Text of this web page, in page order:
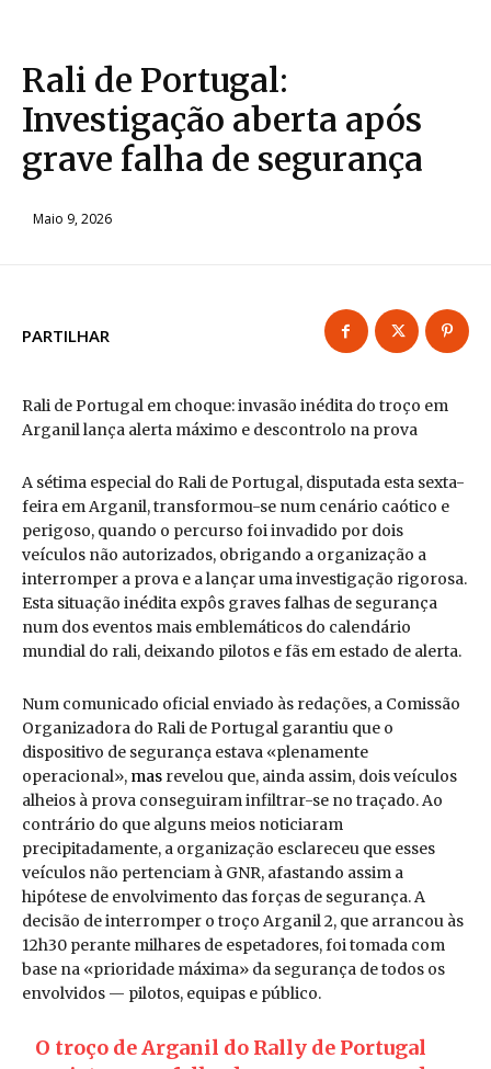
Rali de Portugal:
Investigação aberta após
grave falha de segurança
Maio 9, 2026
PARTILHAR
Rali de Portugal em choque: invasão inédita do troço em
Arganil lança alerta máximo e descontrolo na prova
A sétima especial do Rali de Portugal, disputada esta sexta-
feira em Arganil, transformou-se num cenário caótico e
perigoso, quando o percurso foi invadido por dois
veículos não autorizados, obrigando a organização a
interromper a prova e a lançar uma investigação rigorosa.
Esta situação inédita expôs graves falhas de segurança
num dos eventos mais emblemáticos do calendário
mundial do rali, deixando pilotos e fãs em estado de alerta.
Num comunicado oficial enviado às redações, a Comissão
Organizadora do Rali de Portugal garantiu que o
dispositivo de segurança estava «plenamente
operacional», mas revelou que, ainda assim, dois veículos
alheios à prova conseguiram infiltrar-se no traçado. Ao
contrário do que alguns meios noticiaram
precipitadamente, a organização esclareceu que esses
veículos não pertenciam à GNR, afastando assim a
hipótese de envolvimento das forças de segurança. A
decisão de interromper o troço Arganil 2, que arrancou às
12h30 perante milhares de espetadores, foi tomada com
base na «prioridade máxima» da segurança de todos os
envolvidos — pilotos, equipas e público.
O troço de Arganil do Rally de Portugal